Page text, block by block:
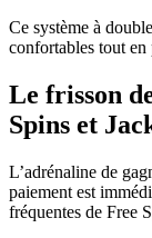
Ce système à
confortables tout en
Le frisson
Spins et
L’adrénaline de
paiement est
fréquentes de Free